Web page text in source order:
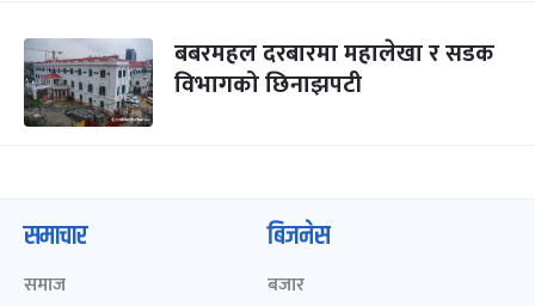
बबरमहल दरबारमा महालेखा र सडक
विभागको छिनाझपटी
समाचार
समाज
बिजनेस
बजार